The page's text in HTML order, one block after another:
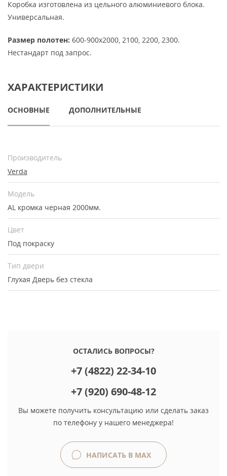
Коробка изготовлена из цельного алюминиевого блока.
Универсальная.
Размер полотен: 600-900х2000, 2100, 2200, 2300.
Нестандарт под запрос.
ХАРАКТЕРИСТИКИ
ОСНОВНЫЕ ДОПОЛНИТЕЛЬНЫЕ
Производитель
Verda
Модель
AL кромка черная 2000мм.
Цвет
Под покраску
Тип двери
Глухая Дверь без стекла
ОСТАЛИСЬ ВОПРОСЫ?
+7 (4822) 22-34-10
+7 (920) 690-48-12
Вы можете получить консультацию или сделать заказ
по телефону у нашего менеджера!
НАПИСАТЬ В MAX